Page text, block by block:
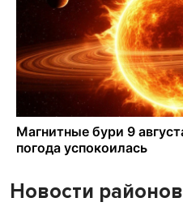
Новости районов